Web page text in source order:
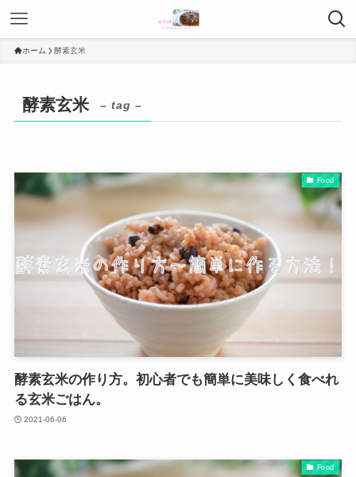
ホーム 酵素玄米
酵素玄米 – tag –
Food
酵素玄米の作り方。初心者でも簡単に美味しく食べれ
る玄米ごはん。
2021-06-06
Food